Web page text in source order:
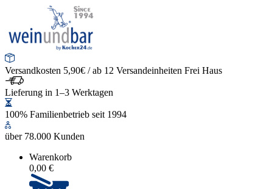
Versandkosten 5,90€ / ab 12 Versandeinheiten Frei Haus
Lieferung in 1–3 Werktagen
100% Familienbetrieb seit 1994
über 78.000 Kunden
Warenkorb
0,00 €